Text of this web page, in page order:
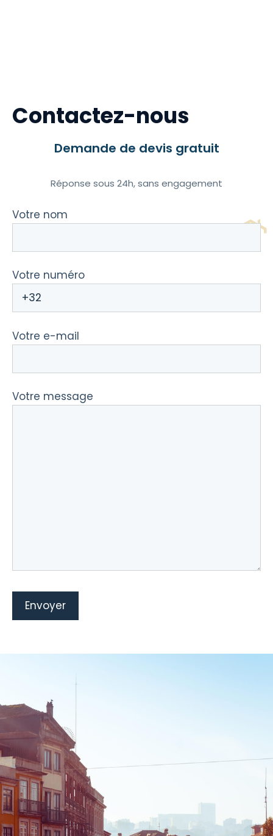
Contactez-nous
Demande de devis gratuit
Réponse sous 24h, sans engagement
Votre nom
Votre numéro
Votre e-mail
Votre message